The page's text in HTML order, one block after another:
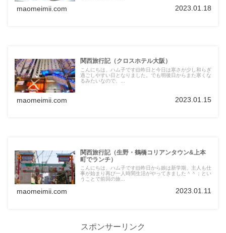
maomeimii.com 2023.01.18
関西旅行記（クロスホテル大阪）
こんにちは、ハム子です🐹昨日と今日は寒さが少し和らぎ
過ごしやすい日となりました。でも明後日からまた寒くな
るみたいなので、...
maomeimii.com 2023.01.15
関西旅行記（生野・鶴橋コリアンタウン&上本
町でランチ）
こんにちは、ハム子です🐹昨日から娘は新学期、主人も仕
事が始まり再び一人時間生活がやってきました＾＾；とい
うことで前回の旅...
maomeimii.com 2023.01.11
スポンサーリンク